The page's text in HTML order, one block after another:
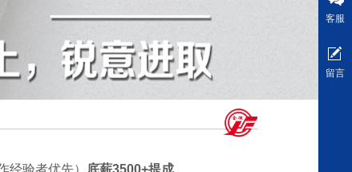
经验者优先） 底薪3500+提成。
客服
留言